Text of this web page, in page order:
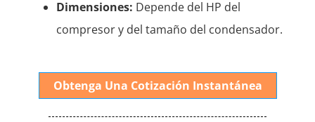
Dimensiones: Depende del HP del
compresor y del tamaño del condensador.
Obtenga Una Cotización Instantánea